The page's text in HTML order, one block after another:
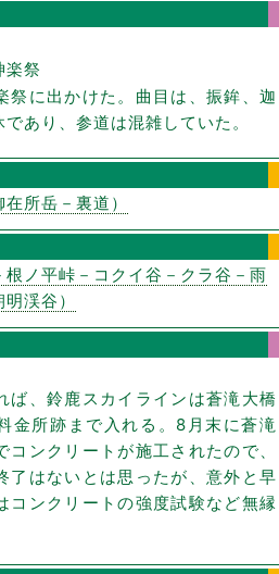
祭に出かけた。曲目は、振鉾、迦
あり、参道は混雑していた。
所岳－裏道）
ノ平峠－コクイ谷－クラ谷－雨
渓谷）
ば、鈴鹿スカイラインは蒼滝大橋
金所跡まで入れる。8月末に蒼滝
コンクリートが施工されたので、
了はないとは思ったが、意外と早
コンクリートの強度試験など無縁